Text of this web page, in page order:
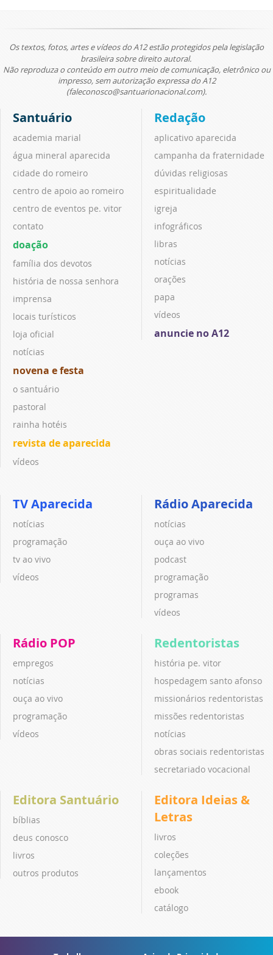
Os textos, fotos, artes e vídeos do A12 estão protegidos pela legislação
brasileira sobre direito autoral.
Não reproduza o conteúdo em outro meio de comunicação, eletrônico ou
impresso, sem autorização expressa do A12
(faleconosco@santuarionacional.com).
Santuário
academia marial
água mineral aparecida
cidade do romeiro
centro de apoio ao romeiro
centro de eventos pe. vitor
contato
doação
família dos devotos
história de nossa senhora
imprensa
locais turísticos
loja oficial
notícias
novena e festa
o santuário
pastoral
rainha hotéis
revista de aparecida
vídeos
Redação
aplicativo aparecida
campanha da fraternidade
dúvidas religiosas
espiritualidade
igreja
infográficos
libras
notícias
orações
papa
vídeos
anuncie no A12
TV Aparecida
notícias
programação
tv ao vivo
vídeos
Rádio Aparecida
notícias
ouça ao vivo
podcast
programação
programas
vídeos
Rádio POP
empregos
notícias
ouça ao vivo
programação
vídeos
Redentoristas
história pe. vitor
hospedagem santo afonso
missionários redentoristas
missões redentoristas
notícias
obras sociais redentoristas
secretariado vocacional
Editora Santuário
bíblias
deus conosco
livros
outros produtos
Editora Ideias &
Letras
livros
coleções
lançamentos
ebook
catálogo